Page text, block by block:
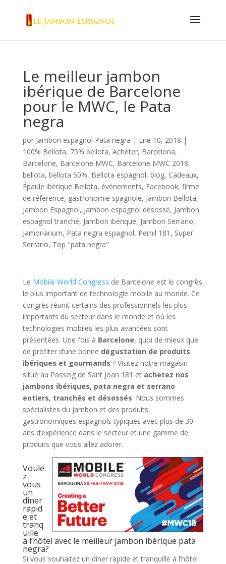
Le meilleur jambon
ibérique de Barcelone
pour le MWC, le Pata
negra
por Jambon espagnol Pata negra | Ene 10, 2018 |
100% Bellota, 75% bellota, Acheter, Barcelona,
Barcelone, Barcelone MWC, Barcelone MWC 2018,
bellota, bellota 50%, Bellota espagnol, blog, Cadeaux,
Épaule ibérique Bellota, événements, Facebook, firme
de réference, gastronomie spagnole, Jambon Bellota,
Jambon Espagnol, Jambon espagnol désossé, Jambon
espagnol tranché, Jambon ibérique, Jambon Serrano,
Jamonarium, Pata negra espagnol, Pernil 181 , Super
Serrano, Top "pata negra"
Le Mobile World Congress de Barcelone est le congrès
le plus important de technologie mobile au monde. Ce
congrès réunit certains des professionnels les plus
importants du secteur dans le monde et où les
technologies mobiles les plus avancées sont
présentées. Une fois à Barcelone, quoi de mieux que
de profiter d’une bonne dégustation de produits
ibériques et gourmands ? Visitez notre magasin
situé au Passeig de Sant Joan 181 et achetez nos
jambons ibériques, pata negra et serrano
entiers, tranchés et désossés. Nous sommes
spécialistes du jambon et des produits
gastronomiques espagnols typiques avec plus de 30
ans d’expérience dans le secteur et une gamme de
produits que vous allez adorer.
Voule
z-
vous
un
dîner
rapid
e et
tranq
uille
à l’hôtel avec le meilleur jambon ibérique pata
negra?
Si vous souhaitez un dîner rapide et tranquille à l’hôtel